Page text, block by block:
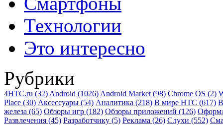
Технологии
Это интересно
Рубрики
4HTC.ru (32) Android (1026) Android Market (98) Chrome OS (2)
Place (30) Аксессуары (54) Аналитика (218) В мире HTC (617)
железа (65) Обзоры игр (182) Обзоры приложений (126)
Развлечения (45) Разработчику (5) Реклама (26) Слухи (552)